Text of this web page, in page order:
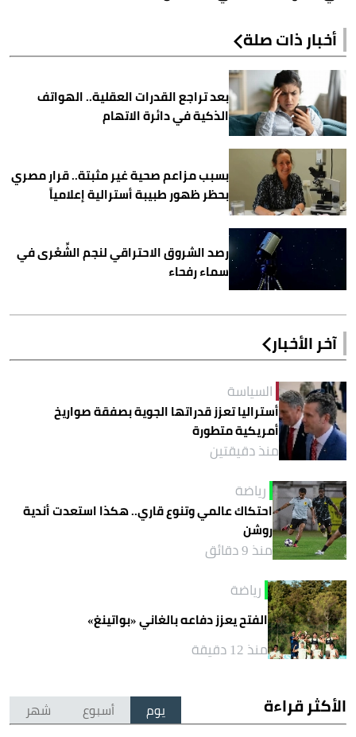
أخبار ذات صلة
بعد تراجع القدرات العقلية.. الهواتف
الذكية في دائرة الاتهام
بسبب مزاعم صحية غير مثبتة.. قرار مصري
بحظر ظهور طبيبة أسترالية إعلامياً
رصد الشروق الاحتراقي لنجم الشِّعْرى في
سماء رفحاء
آخر الأخبار
السياسة
أستراليا تعزز قدراتها الجوية بصفقة صواريخ
أمريكية متطورة
منذ دقيقتين
رياضة
احتكاك عالمي وتنوع قاري.. هكذا استعدت أندية
روشن
منذ 9 دقائق
رياضة
الفتح يعزز دفاعه بالغاني «بواتينغ»
منذ 12 دقيقة
الأكثر قراءة يوم أسبوع شهر